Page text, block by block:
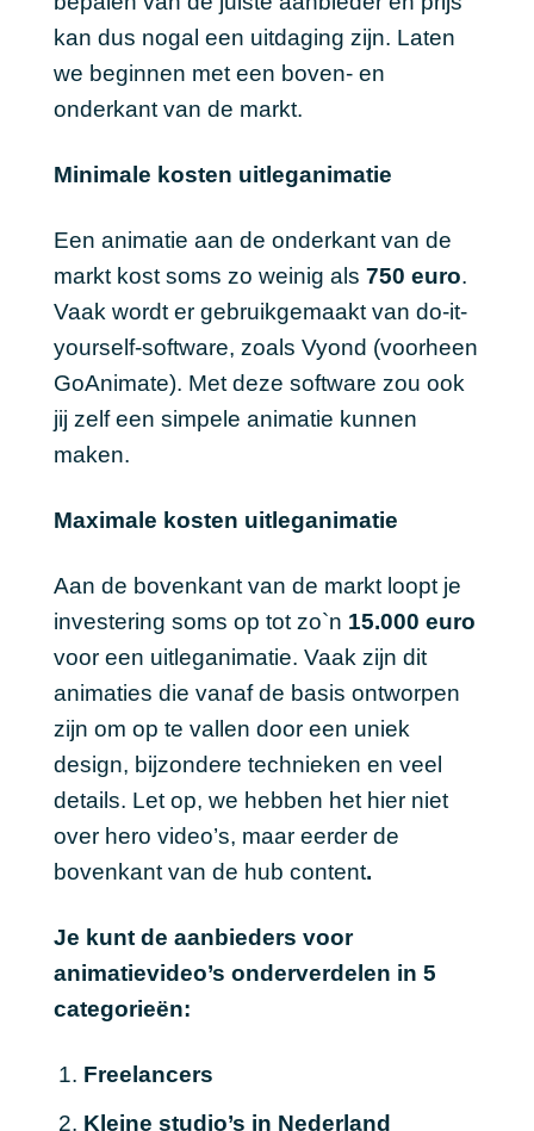
kan dus nogal een uitdaging zijn. Laten
we beginnen met een boven- en
onderkant van de markt.
Minimale kosten uitleganimatie
Een animatie aan de onderkant van de
markt kost soms zo weinig als 750 euro.
Vaak wordt er gebruikgemaakt van do-it-
yourself-software, zoals Vyond (voorheen
GoAnimate). Met deze software zou ook
jij zelf een simpele animatie kunnen
maken.
Maximale kosten uitleganimatie
Aan de bovenkant van de markt loopt je
investering soms op tot zo`n 15.000 euro
voor een uitleganimatie. Vaak zijn dit
animaties die vanaf de basis ontworpen
zijn om op te vallen door een uniek
design, bijzondere technieken en veel
details. Let op, we hebben het hier niet
over hero video’s, maar eerder de
bovenkant van de hub content.
Je kunt de aanbieders voor
animatievideo’s onderverdelen in 5
categorieën:
Freelancers
Kleine studio’s in Nederland